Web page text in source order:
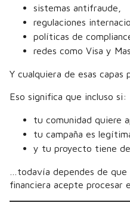
sistemas antifraude,
regulaciones
políticas de
redes como Visa y
Y cualquiera de esas capas
Eso significa que incluso si:
tu comunidad quiere
tu campaña es
y tu proyecto tiene
…todavía dependes de
financiera acepte procesar